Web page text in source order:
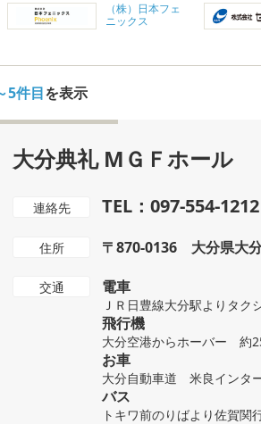
（株）日本フェ
ニックス
5件目を表示
大分典礼 MＧＦホール
連絡先 TEL：097-554-1212
住所 〒870-0136 大分県大
交通 電車
ＪＲ日豊線大分駅よりタク
飛行機
大分空港からホーバー 約
お車
大分自動車道 米良インタ
バス
トキワ前のりばより佐賀